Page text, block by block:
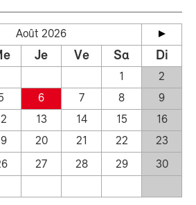
Août 2026
Je Ve Sa Di
1
2
6 7 8
9
13 14 15
16
20 21 22
23
27 28 29
30